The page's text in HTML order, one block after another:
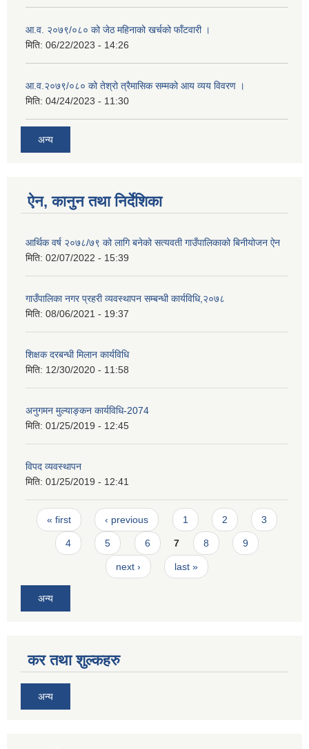
आ.व. २०७९/०८० को जेठ महिनाको खर्चको फाँटवारी ।
मिति: 06/22/2023 - 14:26
आ.व.२०७९/०८० को तेश्रो त्रैमासिक सम्मको आय व्यय विवरण ।
मिति: 04/24/2023 - 11:30
अन्य
ऐन, कानुन तथा निर्देशिका
आर्थिक वर्ष २०७८/७९ को लागि बनेको सत्यवती गाउँपालिकाको बिनीयोजन ऐन
मिति: 02/07/2022 - 15:39
गाउँपालिका नगर प्रहरी व्यवस्थापन सम्बन्धी कार्यविधि,२०७८
मिति: 08/06/2021 - 19:37
शिक्षक दरबन्धी मिलान कार्यविधि
मिति: 12/30/2020 - 11:58
अनुगमन मुल्याङ्कन कार्यविधि-2074
मिति: 01/25/2019 - 12:45
विपद व्यवस्थापन
मिति: 01/25/2019 - 12:41
Pages
« first ‹ previous 1 2 3
4 5 6 7 8 9
next › last »
अन्य
कर तथा शुल्कहरु
अन्य